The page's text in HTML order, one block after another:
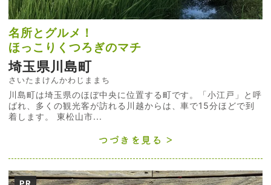
名所とグルメ！
ほっこりくつろぎのマチ
埼玉県川島町
さいたまけんかわじままち
川島町は埼玉県のほぼ中央に位置する町です。「小江戸」と呼
ばれ、多くの観光客が訪れる川越からは、車で15分ほどで到
着します。 東松山市...
つづきを見る